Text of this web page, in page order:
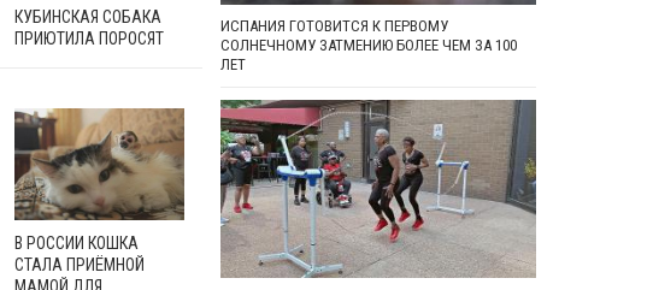
КУБИНСКАЯ СОБАКА
ПРИЮТИЛА ПОРОСЯТ
В РОССИИ КОШКА
СТАЛА ПРИЁМНОЙ
ИСПАНИЯ ГОТОВИТСЯ К ПЕРВОМУ
СОЛНЕЧНОМУ ЗАТМЕНИЮ БОЛЕЕ ЧЕМ ЗА 100
ЛЕТ